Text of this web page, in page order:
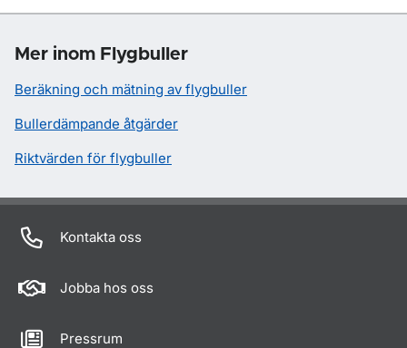
Mer inom Flygbuller
Beräkning och mätning av flygbuller
Bullerdämpande åtgärder
Riktvärden för flygbuller
Kontakta oss
Jobba hos oss
Pressrum